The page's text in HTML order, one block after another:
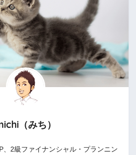
（みち）
2級ファイナンシャル・プランニン